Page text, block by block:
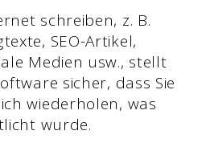
schreiben, z. B.
SEO-Artikel,
Medien usw., stellt
sicher, dass Sie
wiederholen, was
wurde.